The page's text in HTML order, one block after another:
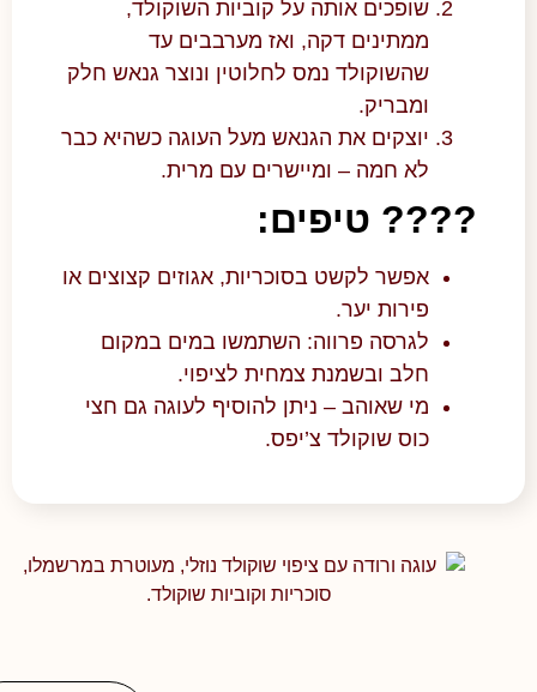
שופכים אותה על קוביות השוקולד,
ממתינים דקה, ואז מערבבים עד
שהשוקולד נמס לחלוטין ונוצר גנאש חלק
ומבריק.
יוצקים את הגנאש מעל העוגה כשהיא כבר
לא חמה – ומיישרים עם מרית.
???? טיפים:
אפשר לקשט בסוכריות, אגוזים קצוצים או
פירות יער.
לגרסה פרווה: השתמשו במים במקום
חלב ובשמנת צמחית לציפוי.
מי שאוהב – ניתן להוסיף לעוגה גם חצי
כוס שוקולד צ’יפס.